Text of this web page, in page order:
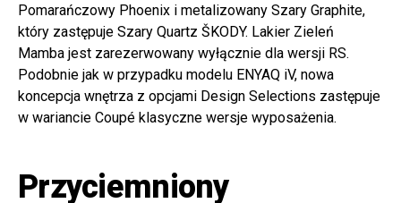
Pomarańczowy Phoenix i metalizowany Szary Graphite,
który zastępuje Szary Quartz ŠKODY. Lakier Zieleń
Mamba jest zarezerwowany wyłącznie dla wersji RS.
Podobnie jak w przypadku modelu ENYAQ iV, nowa
koncepcja wnętrza z opcjami Design Selections zastępuje
w wariancie Coupé klasyczne wersje wyposażenia.
Przyciemniony